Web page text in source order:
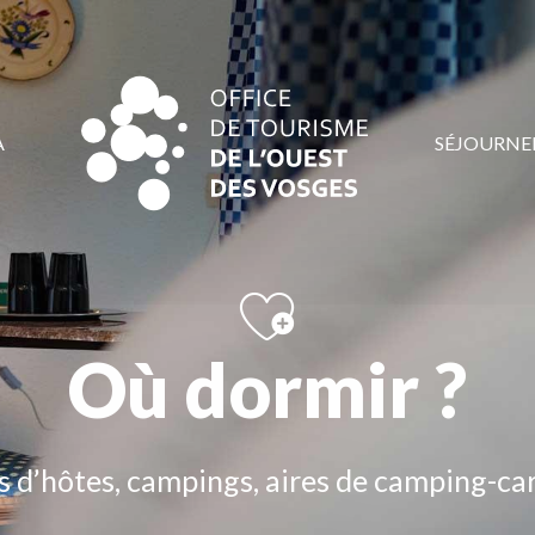
Où dormir ?
d’hôtes, campings, aires de camping-